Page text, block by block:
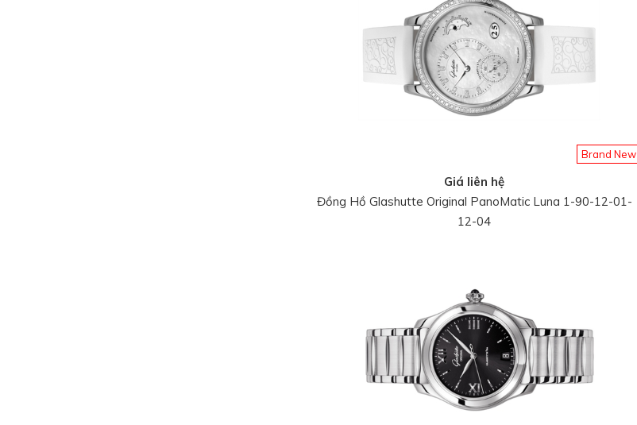
Brand New
Giá liên hệ
Đồng Hồ Glashutte Original PanoMatic Luna 1-90-12-01-
12-04